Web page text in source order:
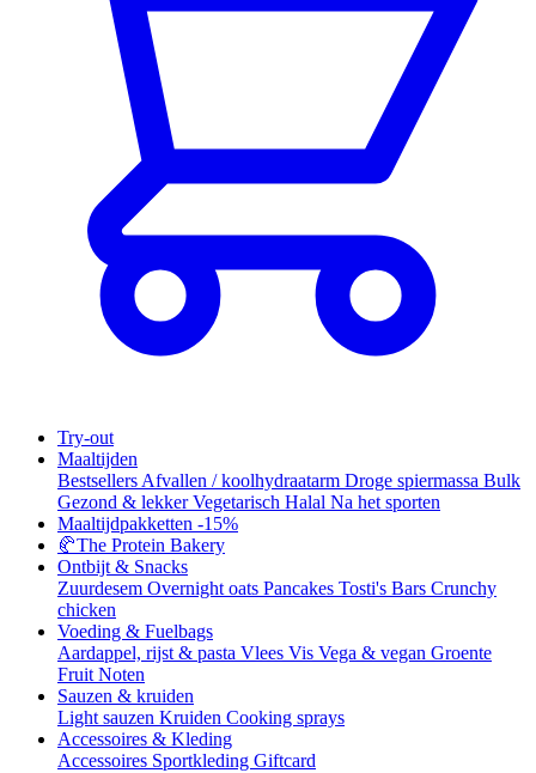
Try-out
Maaltijden
Bestsellers Afvallen / koolhydraatarm Droge spiermassa Bulk
Gezond & lekkerVegetarisch Halal Na het sporten
Maaltijdpakketten -15%
🥐The Protein Bakery
Ontbijt & Snacks
Zuurdesem Overnight oats Pancakes Tosti's Bars Crunchy
chicken
Voeding & Fuelbags
Aardappel, rijst & pasta Vlees Vis Vega & vegan Groente
Fruit Noten
Sauzen & kruiden
Light sauzen Kruiden Cooking sprays
Accessoires & Kleding
Accessoires Sportkleding Giftcard